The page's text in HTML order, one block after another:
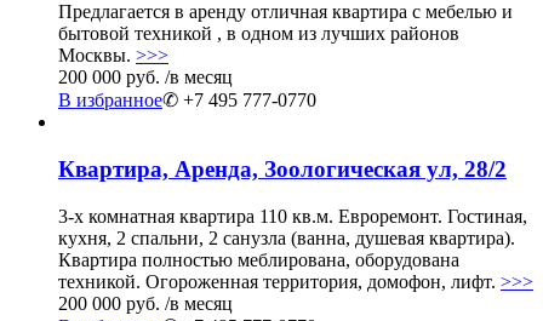
Предлагается в аренду отличная квартира с мебелью и
бытовой техникой , в одном из лучших районов
Москвы. >>>
200 000 руб. /в месяц
В избранное✆ +7 495 777-0770
Квартира, Аренда, Зоологическая ул, 28/2
3-х комнатная квартира 110 кв.м. Евроремонт. Гостиная,
кухня, 2 спальни, 2 санузла (ванна, душевая квартира).
Квартира полностью меблирована, оборудована
техникой. Огороженная территория, домофон, лифт. >>>
200 000 руб. /в месяц